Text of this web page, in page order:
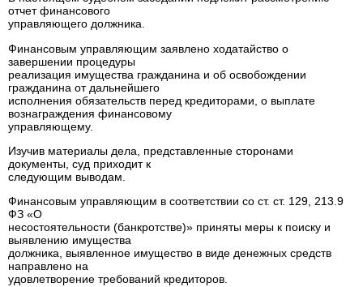
отчет финансового
управляющего должника.
Финансовым управляющим заявлено ходатайство о
завершении процедуры
реализация имущества гражданина и об освобождении
гражданина от дальнейшего
исполнения обязательств перед кредиторами, о выплате
вознаграждения финансовому
управляющему.
Изучив материалы дела, представленные сторонами
документы, суд приходит к
следующим выводам.
Финансовым управляющим в соответствии со ст. ст. 129, 213.9
ФЗ «О
несостоятельности (банкротстве)» приняты меры к поиску и
выявлению имущества
должника, выявленное имущество в виде денежных средств
направлено на
удовлетворение требований кредиторов.